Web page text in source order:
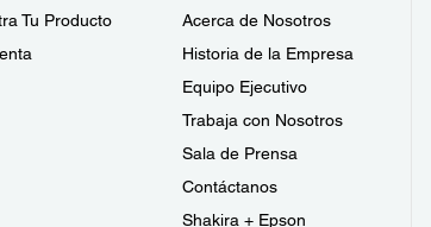
Tu Producto
Acerca de Nosotros
Historia de la Empresa
Equipo Ejecutivo
Trabaja con Nosotros
Sala de Prensa
Contáctanos
Shakira + Epson